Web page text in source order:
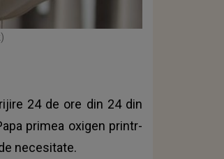
24 de ore din 24 din
primea oxigen printr-
necesitate.